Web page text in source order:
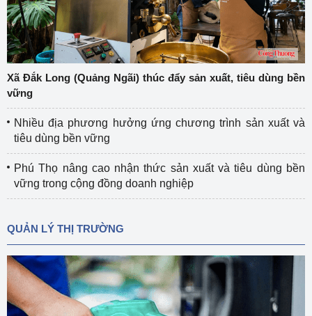
Xã Đắk Long (Quảng Ngãi) thúc đẩy sản xuất, tiêu dùng bền
vững
Nhiều địa phương hưởng ứng chương trình sản xuất và
tiêu dùng bền vững
Phú Thọ nâng cao nhận thức sản xuất và tiêu dùng bền
vững trong cộng đồng doanh nghiệp
QUẢN LÝ THỊ TRƯỜNG